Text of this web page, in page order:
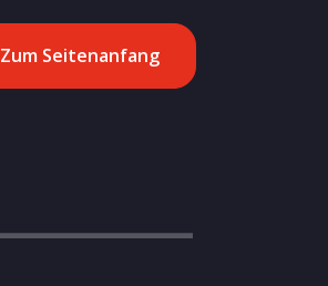
Zum Seitenanfang